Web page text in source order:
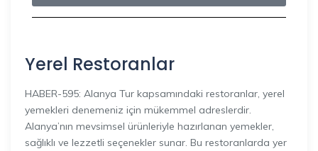
Yerel Restoranlar
HABER-595: Alanya Tur kapsamındaki restoranlar, yerel
yemekleri denemeniz için mükemmel adreslerdir.
Alanya’nın mevsimsel ürünleriyle hazırlanan yemekler,
sağlıklı ve lezzetli seçenekler sunar. Bu restoranlarda yer